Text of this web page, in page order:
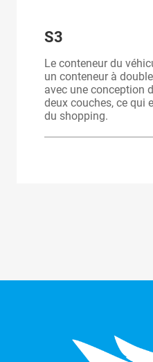
S3
Le conteneur du
un conteneur à
avec une conception
deux couches, ce qui
du shopping.